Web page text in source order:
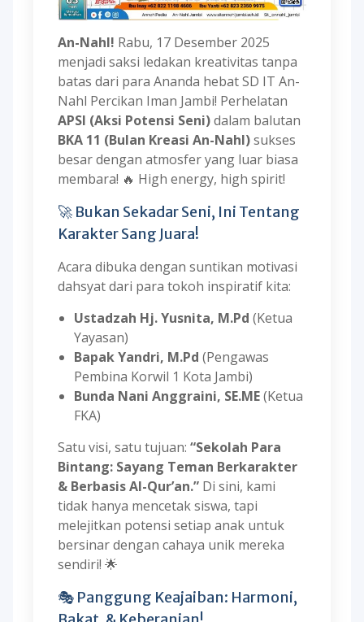
An-Nahl! Rabu, 17 Desember 2025
menjadi saksi ledakan kreativitas tanpa
batas dari para Ananda hebat SD IT An-
Nahl Percikan Iman Jambi! Perhelatan
APSI (Aksi Potensi Seni)dalam balutan
BKA 11 (Bulan Kreasi An-Nahl)sukses
besar dengan atmosfer yang luar biasa
membara! 🔥 High energy, high spirit!
🚀 Bukan Sekadar Seni, Ini Tentang
Karakter Sang Juara!
Acara dibuka dengan suntikan motivasi
dahsyat dari para tokoh inspiratif kita:
Ustadzah Hj. Yusnita, M.Pd (Ketua
Yayasan)
Bapak Yandri, M.Pd (Pengawas
Pembina Korwil 1 Kota Jambi)
Bunda Nani Anggraini, SE.ME(Ketua
FKA)
Satu visi, satu tujuan: “Sekolah Para
Bintang: Sayang Teman Berkarakter
& Berbasis Al-Qur’an.”Di sini, kami
tidak hanya mencetak siswa, tapi
melejitkan potensi setiap anak untuk
bersinar dengan cahaya unik mereka
sendiri! 🌟
🎭 Panggung Keajaiban: Harmoni,